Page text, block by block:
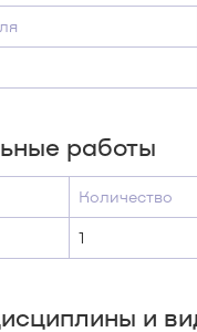
работы
Количество
1
и